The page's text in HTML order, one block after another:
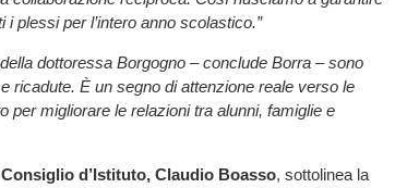
i plessi per l’intero anno scolastico.”
dottoressa Borgogno – conclude Borra – sono
ricadute. È un segno di attenzione reale verso le
per migliorare le relazioni tra alunni, famiglie e
d’Istituto, Claudio Boasso, sottolinea la